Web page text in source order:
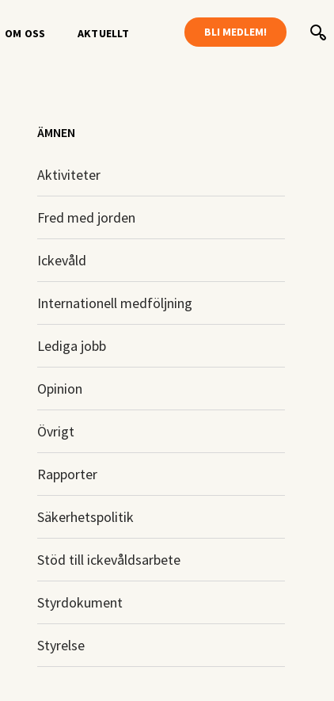
OM OSS AKTUELLT BLI MEDLEM!
ÄMNEN
Aktiviteter
Fred med jorden
Ickevåld
Internationell medföljning
Lediga jobb
Opinion
Övrigt
Rapporter
Säkerhetspolitik
Stöd till ickevåldsarbete
Styrdokument
Styrelse